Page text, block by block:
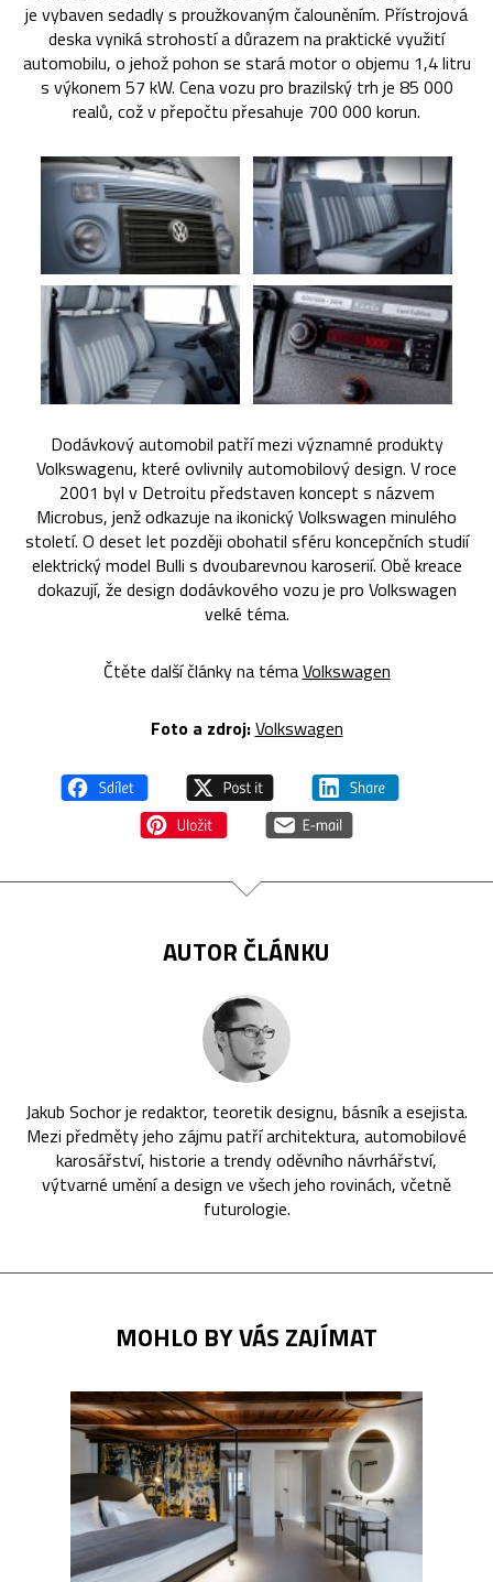
je vybaven sedadly s proužkovaným čalouněním. Přístrojová
deska vyniká strohostí a důrazem na praktické využití
automobilu, o jehož pohon se stará motor o objemu 1,4 litru
s výkonem 57 kW. Cena vozu pro brazilský trh je 85 000
realů, což v přepočtu přesahuje 700 000 korun.
Dodávkový automobil patří mezi významné produkty
Volkswagenu, které ovlivnily automobilový design. V roce
2001 byl v Detroitu představen koncept s názvem
Microbus, jenž odkazuje na ikonický Volkswagen minulého
století. O deset let později obohatil sféru koncepčních studií
elektrický model Bulli s dvoubarevnou karoserií. Obě kreace
dokazují, že design dodávkového vozu je pro Volkswagen
velké téma.
Čtěte další články na témaVolkswagen
Foto a zdroj:Volkswagen
AUTOR ČLÁNKU
Jakub Sochor je redaktor, teoretik designu, básník a esejista.
Mezi předměty jeho zájmu patří architektura, automobilové
karosářství, historie a trendy oděvního návrhářství,
výtvarné umění a design ve všech jeho rovinách, včetně
futurologie.
MOHLO BY VÁS ZAJÍMAT